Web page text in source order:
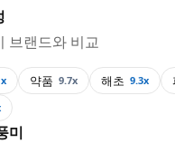
브랜드와 비교
약품 9.7x 해초 9.3x
미